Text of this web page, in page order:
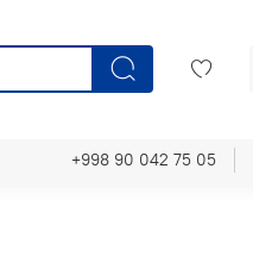
+998 90 042 75 05